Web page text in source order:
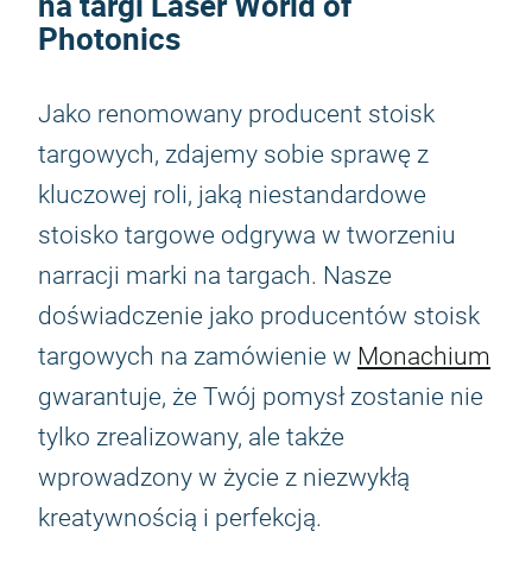
Photonics
Jako renomowany producent stoisk
targowych, zdajemy sobie sprawę z
kluczowej roli, jaką niestandardowe
stoisko targowe odgrywa w tworzeniu
narracji marki na targach. Nasze
doświadczenie jako producentów stoisk
targowych na zamówienie w Monachium
gwarantuje, że Twój pomysł zostanie nie
tylko zrealizowany, ale także
wprowadzony w życie z niezwykłą
kreatywnością i perfekcją.